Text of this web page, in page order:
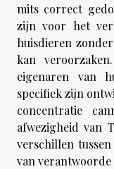
mits correct
zijn voor het
huisdieren
kan
eigenaren van
specifiek zijn
concentratie
afwezigheid van
verschillen
van verantwoorde